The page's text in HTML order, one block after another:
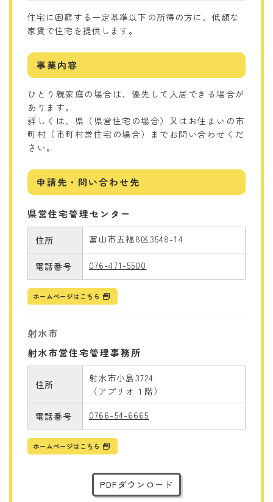
住宅に困窮する一定基準以下の所得の方に、低額な
家賃で住宅を提供します。
事業内容
ひとり親家庭の場合は、優先して入居できる場合が
あります。
詳しくは、県（県営住宅の場合）又はお住まいの市
町村（市町村営住宅の場合）までお問い合わせくだ
さい。
申請先・問い合わせ先
県営住宅管理センター
住所 富山市五福8区3548-14
電話番号 076-471-5500
ホームページはこちら
射水市
射水市営住宅管理事務所
住所
射水市小島3724
（アプリオ１階）
電話番号 0766-54-6665
ホームページはこちら
PDFダウンロード